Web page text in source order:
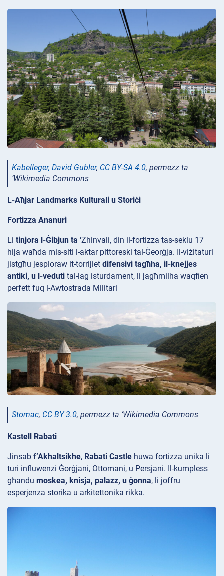
Kabelleger, David Gubler, CC BY-SA 4.0, permezz ta
‘Wikimedia Commons
L-Aħjar Landmarks Kulturali u Storiċi
Fortizza Ananuri
Li tinjora l-Ġibjun ta ‘Zhinvali, din il-fortizza tas-seklu 17
hija waħda mis-siti l-aktar pittoreski tal-Ġeorġja. Il-viżitaturi
jistgħu jesploraw it-torrijiet difensivi tagħha, il-knejjes
antiki, u l-veduti tal-lag isturdament, li jagħmilha waqfien
perfett fuq l-Awtostrada Militari
Stomac, CC BY 3.0, permezz ta ‘Wikimedia Commons
Kastell Rabati
Jinsab f’Akhaltsikhe, Rabati Castle huwa fortizza unika li
turi influwenzi Ġorġjani, Ottomani, u Persjani. Il-kumpless
għandu moskea, knisja, palazz, u ġonna, li joffru
esperjenza storika u arkitettonika rikka.